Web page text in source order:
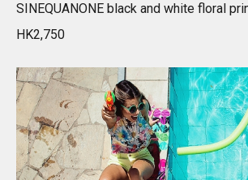
SINEQUANONE black and white floral
HK2,750